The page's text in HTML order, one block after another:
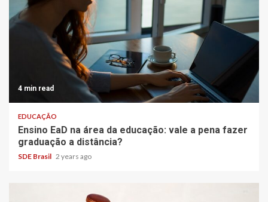
4 min read
EDUCAÇÃO
Ensino EaD na área da educação: vale a pena fazer
graduação a distância?
SDE Brasil 2 years ago